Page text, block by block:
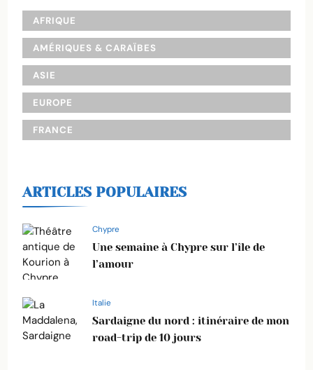
AFRIQUE
AMÉRIQUES & CARAÏBES
ASIE
EUROPE
FRANCE
ARTICLES POPULAIRES
Chypre
Une semaine à Chypre sur l’île de
l’amour
Italie
Sardaigne du nord : itinéraire de mon
road-trip de 10 jours